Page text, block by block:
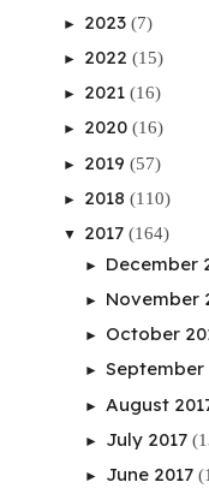
► 2023 (7)
► 2022 (15)
► 2021 (16)
► 2020 (16)
► 2019 (57)
► 2018 (110)
▼ 2017 (164)
► December
► November
► October
► September
► August
► July 2017
► June 2017